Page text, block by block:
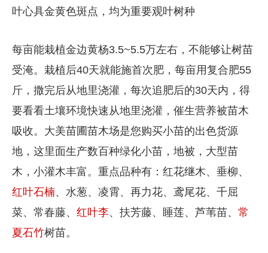
叶心具金黄色斑点，均为重要观叶树种
每亩能栽植金边黄杨3.5~5.5万左右，不能够让树苗
受淹。栽植后40天就能施首次肥，每亩用复合肥55
斤，撒完后从地里浇灌，每次追肥后的30天内，得
要看看土壤环境快速从地里浇灌，催生营养被苗木
吸收。大美苗圃苗木场是您购买小苗的出色货源
地，这里面生产数百种绿化小苗，地被，大型苗
木，小灌木丰富。重点品种有：红花继木、垂柳、
红叶石楠、水葱、凌霄、再力花、鸢尾花、千屈
菜、常春藤、 红叶李、扶芳藤、睡莲、芦苇苗、 常
夏石竹树苗。